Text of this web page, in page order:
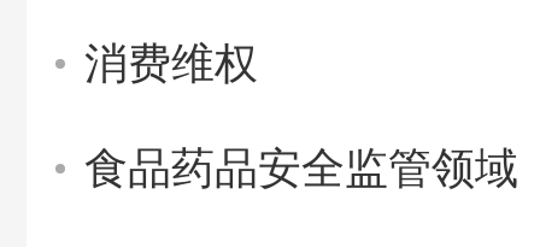
消费维权
食品药品安全监管领域